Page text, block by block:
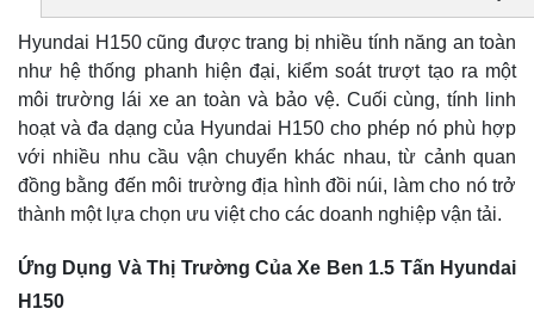
Hyundai H150 cũng được trang bị nhiều tính năng an toàn
như hệ thống phanh hiện đại, kiểm soát trượt tạo ra một
môi trường lái xe an toàn và bảo vệ. Cuối cùng, tính linh
hoạt và đa dạng của Hyundai H150 cho phép nó phù hợp
với nhiều nhu cầu vận chuyển khác nhau, từ cảnh quan
đồng bằng đến môi trường địa hình đồi núi, làm cho nó trở
thành một lựa chọn ưu việt cho các doanh nghiệp vận tải.
Ứng Dụng Và Thị Trường Của Xe Ben 1.5 Tấn Hyundai
H150